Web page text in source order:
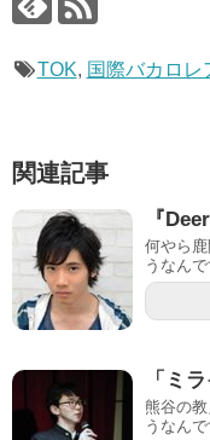
TOK, 国際バカロレ
関連記事
『
何やら
うなんで
「ミ
熊谷の
うなん